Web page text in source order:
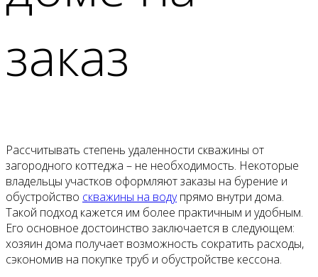
заказ
Рассчитывать степень удаленности скважины от
загородного коттеджа – не необходимость. Некоторые
владельцы участков оформляют заказы на бурение и
обустройство скважины на водупрямо внутри дома.
Такой подход кажется им более практичным и удобным.
Его основное достоинство заключается в следующем:
хозяин дома получает возможность сократить расходы,
сэкономив на покупке труб и обустройстве кессона.